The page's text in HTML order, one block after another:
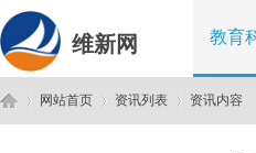
维新网 教育
网站首页 资讯列表 资讯内容